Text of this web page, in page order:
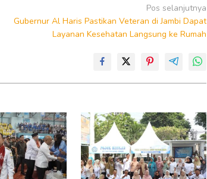
Pos selanjutnya
Gubernur Al Haris Pastikan Veteran di Jambi Dapat
Layanan Kesehatan Langsung ke Rumah